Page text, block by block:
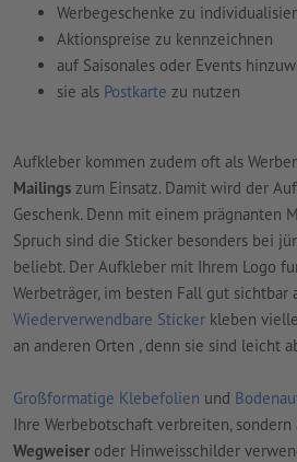
Werbegeschenke zu
Aktionspreise zu kennzeichnen
auf Saisonales oder Events
sie als Postkarte zu nutzen
Aufkleber kommen zudem oft als
Mailings zum Einsatz. Damit wird der
Geschenk. Denn mit einem prägnanten
Spruch sind die Sticker besonders bei
beliebt. Der Aufkleber mit Ihrem Logo
Werbeträger, im besten Fall gut sichtbar
Wiederverwendbare Sticker kleben
an anderen Orten , denn sie sind leicht
Großformatige Klebefolien und
Ihre Werbebotschaft verbreiten, sondern
Wegweiser oder Hinweisschilder